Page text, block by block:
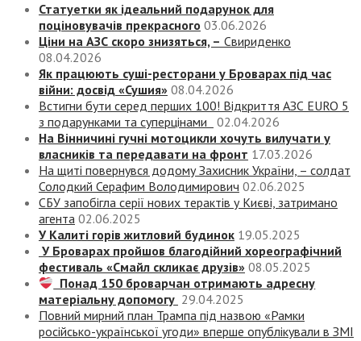
Статуетки як ідеальний подарунок для
поціновувачів прекрасного 03.06.2026
Ціни на АЗС скоро знизяться, – Свириденко
08.04.2026
Як працюють суші-ресторани у Броварах під час
війни: досвід «Сушия» 08.04.2026
Встигни бути серед перших 100! Відкриття АЗС EURO 5
з подарунками та суперцінами
02.04.2026
На Вінничині гучні мотоцикли хочуть вилучати у
власників та передавати на фронт 17.03.2026
На щиті повернувся додому Захисник України, – солдат
Солодкий Серафим Володимирович 02.06.2025
СБУ запобігла серії нових терактів у Києві, затримано
агента 02.06.2025
У Калиті горів житловий будинок 19.05.2025
У Броварах пройшов благодійний хореографічний
фестиваль «Смайл скликає друзів» 08.05.2025
Понад 150 броварчан отримають адресну
матеріальну допомогу 29.04.2025
Повний мирний план Трампа під назвою «‎Рамки
російсько-української угоди» вперше опублікували в ЗМІ